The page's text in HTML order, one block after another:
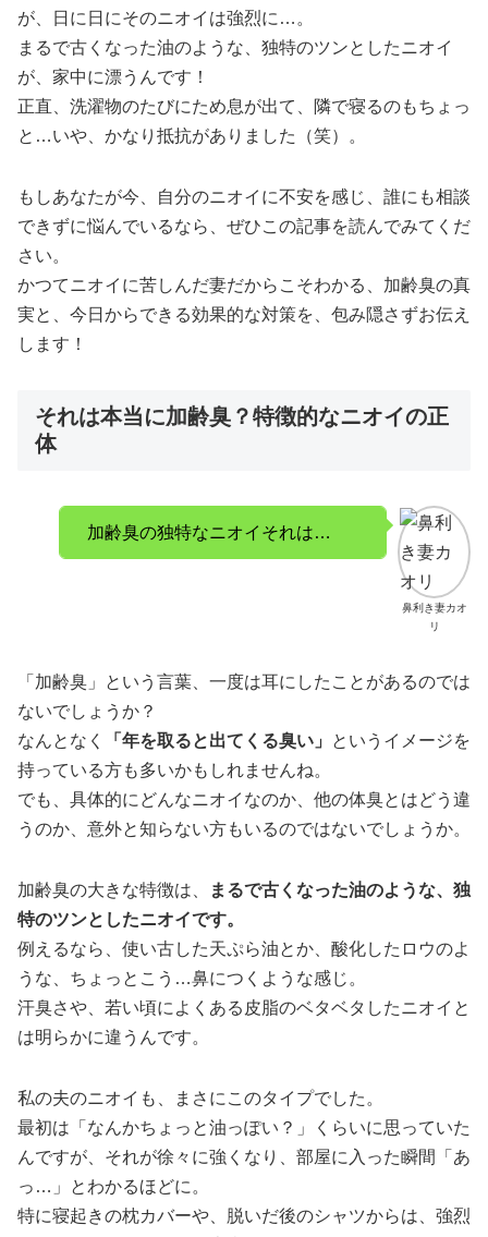
が、日に日にそのニオイは強烈に…。
まるで古くなった油のような、独特のツンとしたニオイ
が、家中に漂うんです！
正直、洗濯物のたびにため息が出て、隣で寝るのもちょっ
と…いや、かなり抵抗がありました（笑）。
もしあなたが今、自分のニオイに不安を感じ、誰にも相談
できずに悩んでいるなら、ぜひこの記事を読んでみてくだ
さい。
かつてニオイに苦しんだ妻だからこそわかる、加齢臭の真
実と、今日からできる効果的な対策を、包み隠さずお伝え
します！
それは本当に加齢臭？特徴的なニオイの正
体
鼻利き妻カオ
リ
加齢臭の独特なニオイそれは…
「加齢臭」という言葉、一度は耳にしたことがあるのでは
ないでしょうか？
なんとなく
「年を取ると出てくる臭い」
というイメージを
持っている方も多いかもしれませんね。
でも、具体的にどんなニオイなのか、他の体臭とはどう違
うのか、意外と知らない方もいるのではないでしょうか。
加齢臭の大きな特徴は、
まるで古くなった油のような、独
特のツンとしたニオイです。
例えるなら、使い古した天ぷら油とか、酸化したロウのよ
うな、ちょっとこう…鼻につくような感じ。
汗臭さや、若い頃によくある皮脂のベタベタしたニオイと
は明らかに違うんです。
私の夫のニオイも、まさにこのタイプでした。
最初は「なんかちょっと油っぽい？」くらいに思っていた
んですが、それが徐々に強くなり、部屋に入った瞬間「あ
っ…」とわかるほどに。
特に寝起きの枕カバーや、脱いだ後のシャツからは、強烈